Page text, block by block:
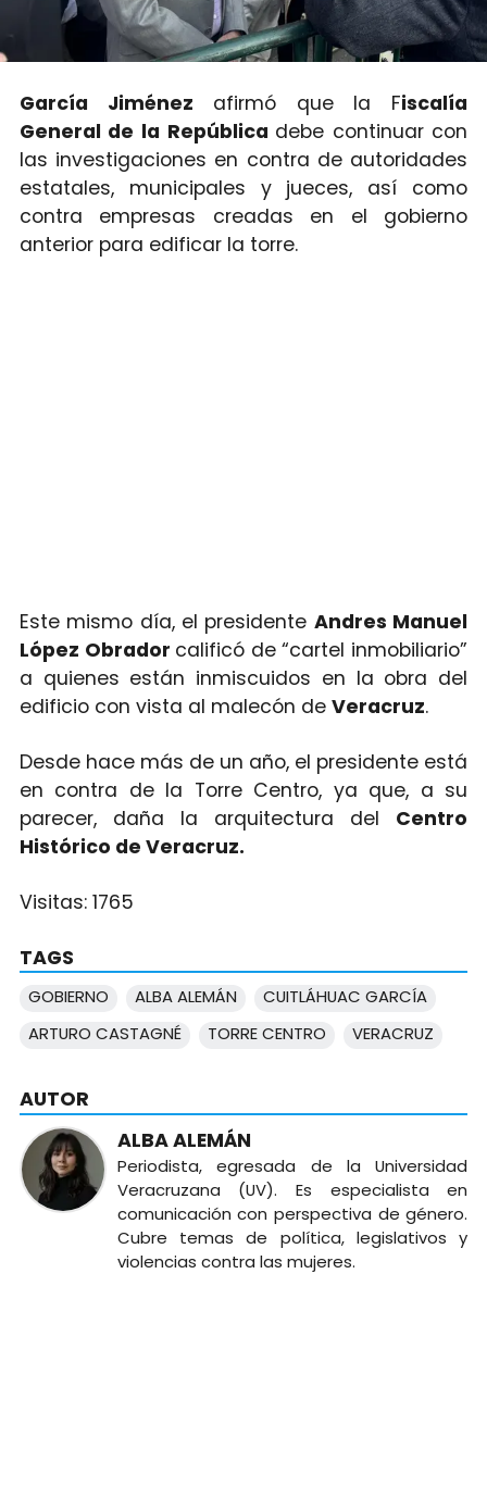
García Jiménez afirmó que la Fiscalía
General de la República debe continuar con
las investigaciones en contra de autoridades
estatales, municipales y jueces, así como
contra empresas creadas en el gobierno
anterior para edificar la torre.
Este mismo día, el presidente Andres Manuel
López Obrador calificó de “cartel inmobiliario”
a quienes están inmiscuidos en la obra del
edificio con vista al malecón de Veracruz.
Desde hace más de un año, el presidente está
en contra de la Torre Centro, ya que, a su
parecer, daña la arquitectura del Centro
Histórico de Veracruz.
Visitas: 1765
TAGS
GOBIERNO ALBA ALEMÁN
CUITLÁHUAC GARCÍA
ARTURO CASTAGNÉ
TORRE CENTRO VERACRUZ
AUTOR
ALBA ALEMÁN
Periodista, egresada de la Universidad
Veracruzana (UV). Es especialista en
comunicación con perspectiva de género.
Cubre temas de política, legislativos y
violencias contra las mujeres.